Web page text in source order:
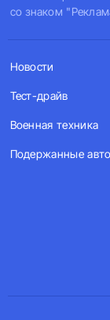
со знаком
Новости
Тест-драйв
Военная техника
Подержанные